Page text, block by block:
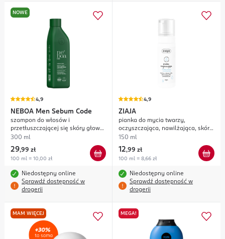
NOWE
4,9
NEBOA Men Sebum Code
szampon do włosów i
przetłuszczającej się skóry głowy,
normalizujący, regulujący
300 ml
29,99 zł
100 ml = 10,00 zł
Niedostępny online
Sprawdź dostępność w
drogerii
4,9
ZIAJA
pianka do mycia twarzy,
oczyszczająca, nawilżająca, skóra
wrażliwa i zaczerwieniona
150 ml
12,99 zł
100 ml = 8,66 zł
Niedostępny online
Sprawdź dostępność w
drogerii
MAM WIĘCEJ MEGA!